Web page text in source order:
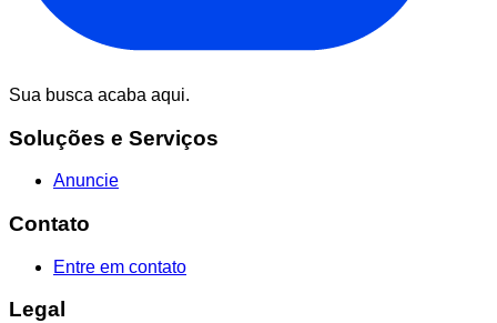
Sua busca acaba aqui.
Soluções e Serviços
Anuncie
Contato
Entre em contato
Legal